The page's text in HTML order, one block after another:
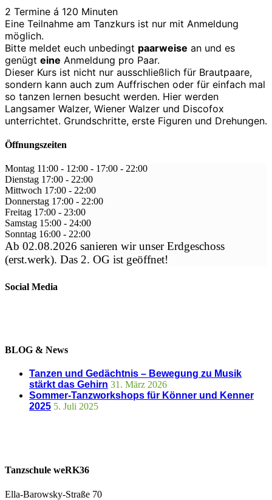
2 Termine á 120 Minuten
Eine Teilnahme am Tanzkurs ist nur mit Anmeldung
möglich.
Bitte meldet euch unbedingt paarweise an und es
genügt eine Anmeldung pro Paar.
Dieser Kurs ist nicht nur ausschließlich für Brautpaare,
sondern kann auch zum Auffrischen oder für einfach mal
so tanzen lernen besucht werden. Hier werden
Langsamer Walzer, Wiener Walzer und Discofox
unterrichtet. Grundschritte, erste Figuren und Drehungen.
Öffnungszeiten
Montag 11:00 - 12:00 - 17:00 - 22:00
Dienstag 17:00 - 22:00
Mittwoch 17:00 - 22:00
Donnerstag 17:00 - 22:00
Freitag 17:00 - 23:00
Samstag 15:00 - 24:00
Sonntag 16:00 - 22:00
Ab 02.08.2026 sanieren wir unser Erdgeschoss
(erst.werk). Das 2. OG ist geöffnet!
Social Media
BLOG & News
Tanzen und Gedächtnis – Bewegung zu Musik
stärkt das Gehirn 31. März 2026
Sommer-Tanzworkshops für Könner und Kenner
2025 5. Juli 2025
Tanzschule weRK36
Ella-Barowsky-Straße 70